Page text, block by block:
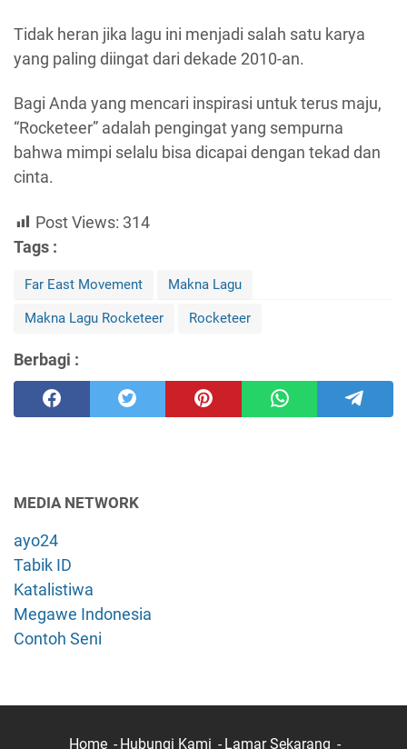
Tidak heran jika lagu ini menjadi salah satu karya
yang paling diingat dari dekade 2010-an.
Bagi Anda yang mencari inspirasi untuk terus maju,
“Rocketeer” adalah pengingat yang sempurna
bahwa mimpi selalu bisa dicapai dengan tekad dan
cinta.
Post Views: 314
Tags :
Far East Movement Makna Lagu
Makna Lagu Rocketeer Rocketeer
Berbagi :
MEDIA NETWORK
ayo24
Tabik ID
Katalistiwa
Megawe Indonesia
Contoh Seni
Home Hubungi Kami Lamar Sekarang